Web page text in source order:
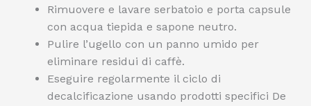
Rimuovere e lavare serbatoio e porta capsule
con acqua tiepida e sapone neutro.
Pulire l’ugello con un panno umido per
eliminare residui di caffè.
Eseguire regolarmente il ciclo di
decalcificazione usando prodotti specifici De